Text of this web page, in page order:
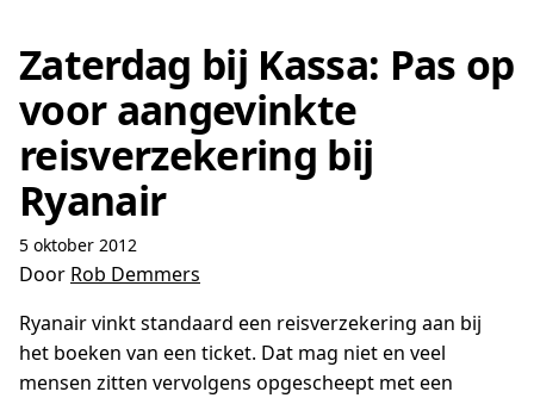
Zaterdag bij Kassa: Pas op
voor aangevinkte
reisverzekering bij
Ryanair
5 oktober 2012
Door Rob Demmers
Ryanair vinkt standaard een reisverzekering aan bij
het boeken van een ticket. Dat mag niet en veel
mensen zitten vervolgens opgescheept met een